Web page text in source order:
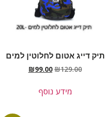
תיק דייג אטום לחלוטין למים
₪129.00
₪99.00
מידע נוסף